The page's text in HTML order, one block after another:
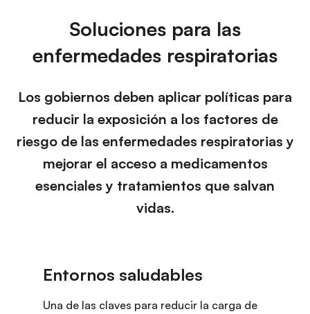
Soluciones para las
enfermedades respiratorias
Los gobiernos deben aplicar políticas para
reducir la exposición a los factores de
riesgo de las enfermedades respiratorias y
mejorar el acceso a medicamentos
esenciales y tratamientos que salvan
vidas.
Una de las claves para reducir la carga de